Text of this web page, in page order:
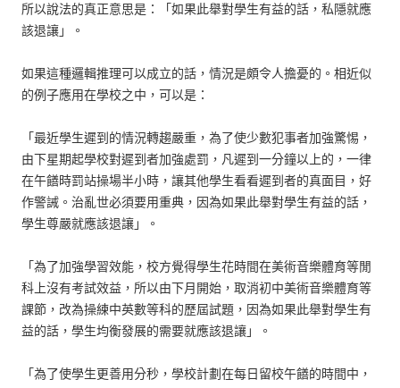
所以說法的真正意思是：「如果此舉對學生有益的話，私隱就應
該退讓」。
如果這種邏輯推理可以成立的話，情況是頗令人擔憂的。相近似
的例子應用在學校之中，可以是：
「最近學生遲到的情況轉趨嚴重，為了使少數犯事者加強驚惕，
由下星期起學校對遲到者加強處罰，凡遲到一分鐘以上的，一律
在午饍時罰站操場半小時，讓其他學生看看遲到者的真面目，好
作警誡。治亂世必須要用重典，因為如果此舉對學生有益的話，
學生尊嚴就應該退讓」。
「為了加強學習效能，校方覺得學生花時間在美術音樂體育等閒
科上沒有考試效益，所以由下月開始，取消初中美術音樂體育等
課節，改為操練中英數等科的歷屆試題，因為如果此舉對學生有
益的話，學生均衡發展的需要就應該退讓」。
「為了使學生更善用分秒，學校計劃在每日留校午饍的時間中，